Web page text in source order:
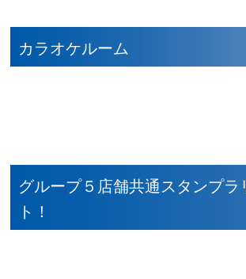
カラオケルーム
グループ５店舗共通スタンプラ
ト！